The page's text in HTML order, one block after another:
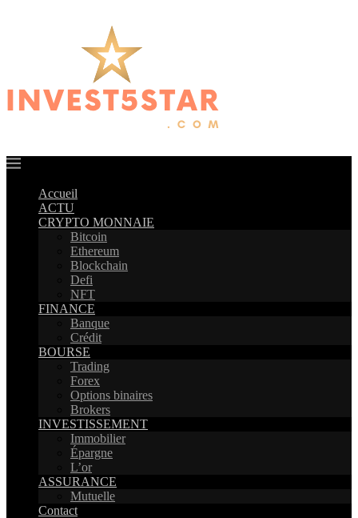
Accueil
ACTU
CRYPTO MONNAIE
Bitcoin
Ethereum
Blockchain
Defi
NFT
FINANCE
Banque
Crédit
BOURSE
Trading
Forex
Options binaires
Brokers
INVESTISSEMENT
Immobilier
Épargne
L’or
ASSURANCE
Mutuelle
Contact